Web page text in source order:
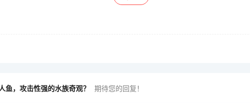
鱼，攻击性强的水族奇观？ 期待您的回复！